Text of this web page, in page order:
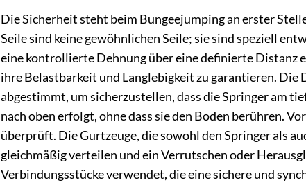
Die Sicherheit steht beim Bungeejumping an erster
Seile sind keine gewöhnlichen Seile; sie sind speziell
eine kontrollierte Dehnung über eine definierte Distanz
ihre Belastbarkeit und Langlebigkeit zu garantieren. Die
abgestimmt, um sicherzustellen, dass die Springer am
nach oben erfolgt, ohne dass sie den Boden berühren.
überprüft. Die Gurtzeuge, die sowohl den Springer als
gleichmäßig verteilen und ein Verrutschen oder
Verbindungsstücke verwendet, die eine sichere und